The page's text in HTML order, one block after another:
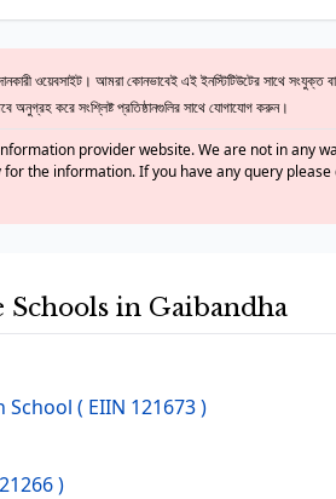
ওয়েবসাইট। আমরা কোনভাবেই এই ইনস্টিটিউটের সাথে সংযুক্ত
করে সংশ্লিষ্ট প্রতিষ্ঠানগুলির সাথে যোগাযোগ করুন।
provider website. We are not in any
the information. If you have any query please
Schools in Gaibandha
School ( EIIN 121673 )
)